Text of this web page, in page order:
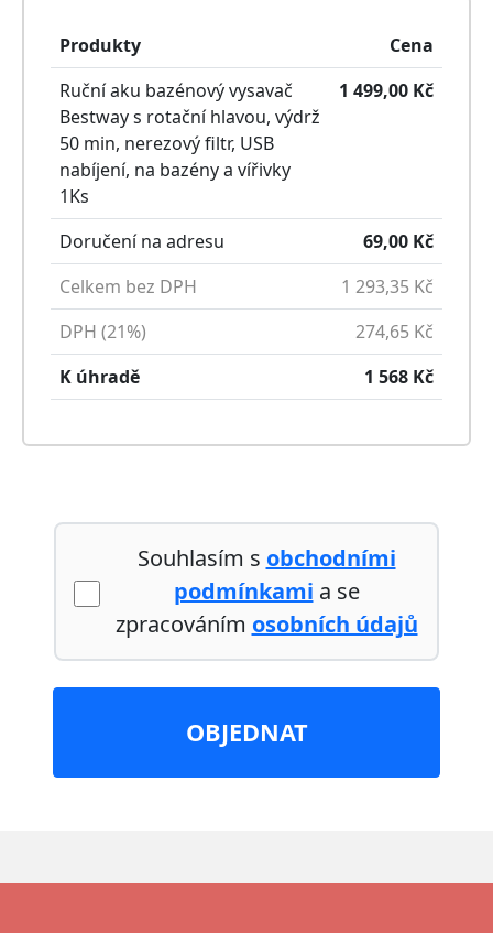
Produkty
Cena
Ruční aku bazénový vysavač
Bestway s rotační hlavou, výdrž
50 min, nerezový filtr, USB
nabíjení, na bazény a vířivky
1Ks
1 499,00 Kč
Doručení na adresu 69,00 Kč
Celkem bez DPH
1 293,35 Kč
DPH (21%)
274,65 Kč
K úhradě
1 568 Kč
Souhlasím s obchodními
podmínkami a se
zpracováním osobních údajů
OBJEDNAT